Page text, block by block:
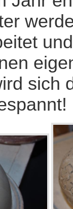
sich